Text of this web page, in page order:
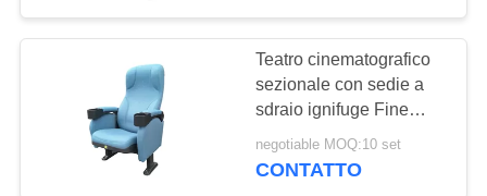
SITO
PRIVACY
POLICY
Teatro cinematografico
sezionale con sedie a
sdraio ignifuge Fine
lavorazione Eco-friendly
negotiable MOQ:10 set
CONTATTO